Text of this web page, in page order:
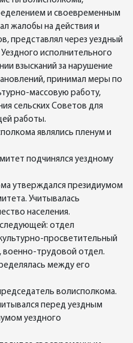
и своевременным
жалобы на действия и
представлял через уездный
исполнительного
взысканий за нарушение
принимал меры по
массовую работу,
сельских Советов для
работы.
являлись пленум и
подчинялся уездному
утверждался президиумом
Учитывалась
населения.
отдел
просветительный
военно-трудовой отдел.
между его
волисполкома.
перед уездным
уездного